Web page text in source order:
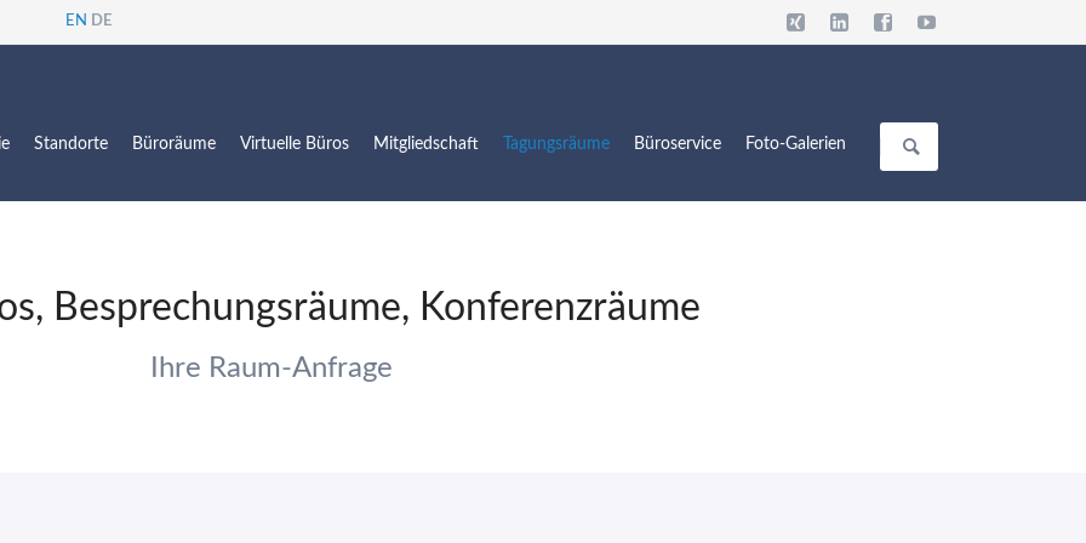
EN DE
Standorte Büroräume Virtuelle Büros Mitgliedschaft Tagungsräume Büroservice Foto-Galerien
Besprechungsräume, Konferenzräume
Ihre Raum-Anfrage